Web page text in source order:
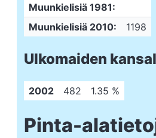
Muunkielisiä 1981:
Muunkielisiä 2010:
1198
Ulkomaiden
2002 482 1.35 %
Pinta-